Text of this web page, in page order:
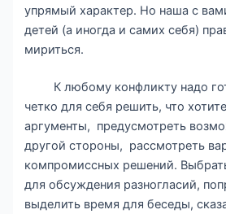
упрямый характер. Но наша с
детей (а иногда и самих себя)
мириться.
К любому конфликту надо
четко для себя решить, что
аргументы, предусмотреть
другой стороны, рассмотреть
компромиссных решений.
для обсуждения разногласий,
выделить время для беседы,